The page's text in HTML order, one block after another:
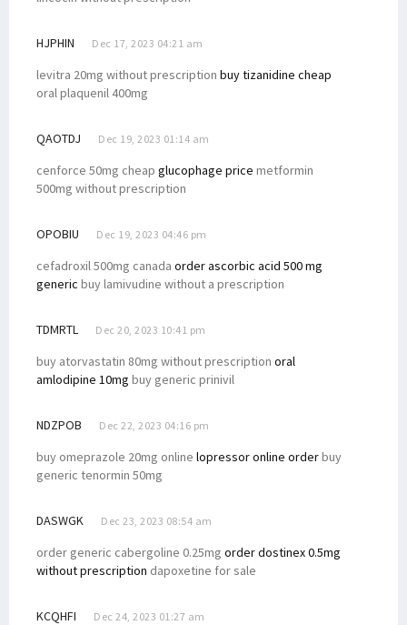
HJPHIN Dec 17, 2023 04:21 am
levitra 20mg without prescription buy tizanidine cheap
oral plaquenil 400mg
QAOTDJ Dec 19, 2023 01:14 am
cenforce 50mg cheap glucophage price metformin
500mg without prescription
OPOBIU Dec 19, 2023 04:46 pm
cefadroxil 500mg canada order ascorbic acid 500 mg
generic buy lamivudine without a prescription
TDMRTL Dec 20, 2023 10:41 pm
buy atorvastatin 80mg without prescription oral
amlodipine 10mg buy generic prinivil
NDZPOB Dec 22, 2023 04:16 pm
buy omeprazole 20mg online lopressor online orderbuy
generic tenormin 50mg
DASWGK Dec 23, 2023 08:54 am
order generic cabergoline 0.25mg order dostinex 0.5mg
without prescription dapoxetine for sale
KCQHFI Dec 24, 2023 01:27 am